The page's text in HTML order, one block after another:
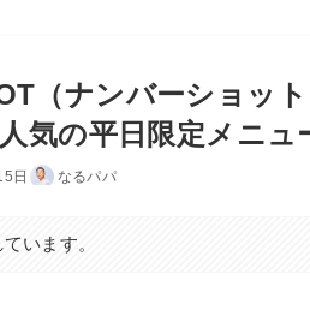
（ナンバーショッ
気の平日限定メニュ
日 なるパパ
います。